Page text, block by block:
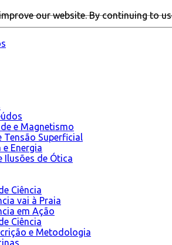
e Magnetismo
Tensão Superficial
e Energia
Ilusões de Ótica
Ciência
vai à Praia
em Ação
Ciência
e Metodologia
our website. By continuing to